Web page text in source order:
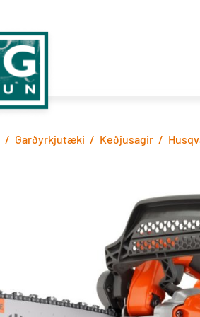
/ Garðyrkjutæki / Keðjusagir /